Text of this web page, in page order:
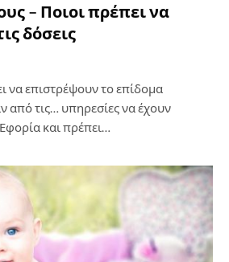
– Ποιοι πρέπει να
δόσεις
να επιστρέψουν το επίδομα
από τις… υπηρεσίες να έχουν
και πρέπει…